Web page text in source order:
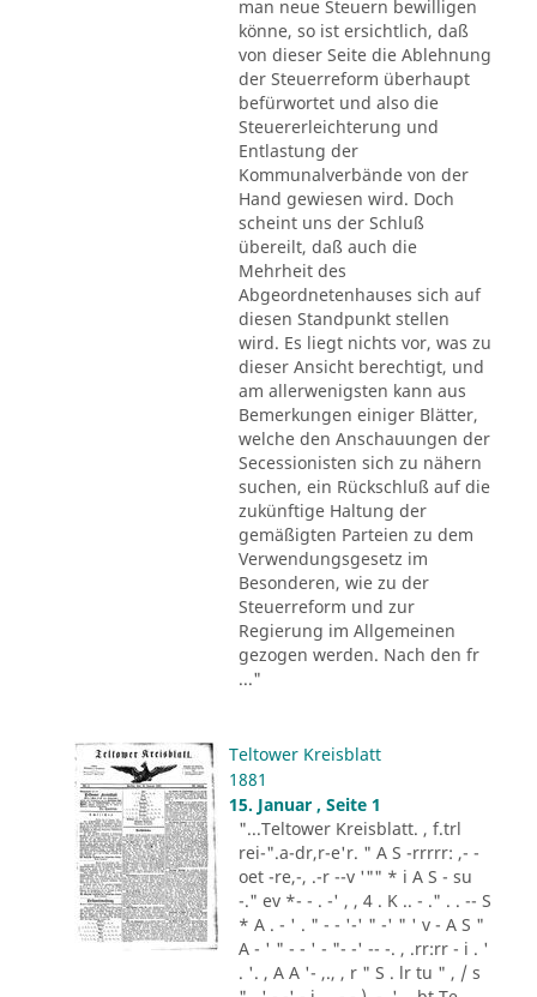
man neue Steuern bewilligen
könne, so ist ersichtlich, daß
von dieser Seite die Ablehnung
der Steuerreform überhaupt
befürwortet und also die
Steuererleichterung und
Entlastung der
Kommunalverbände von der
Hand gewiesen wird. Doch
scheint uns der Schluß
übereilt, daß auch die
Mehrheit des
Abgeordnetenhauses sich auf
diesen Standpunkt stellen
wird. Es liegt nichts vor, was zu
dieser Ansicht berechtigt, und
am allerwenigsten kann aus
Bemerkungen einiger Blätter,
welche den Anschauungen der
Secessionisten sich zu nähern
suchen, ein Rückschluß auf die
zukünftige Haltung der
gemäßigten Parteien zu dem
Verwendungsgesetz im
Besonderen, wie zu der
Steuerreform und zur
Regierung im Allgemeinen
gezogen werden. Nach den fr
..."
Teltower Kreisblatt
1881
15. Januar , Seite 1
"...Teltower Kreisblatt. , f.trl
rei-".a-dr,r-e'r. " A S -rrrrr: ,- -
oet -re,-, .-r --v '"" * i A S - su
-." ev *- - . -' , , 4 . K .. - ." . . -- S
* A . - ' . " - - '-' " -' " ' v - A S "
A - ' " - - ' - "- -' -- -. , .rr:rr - i . '
. '. , A A '- ,., , r " S . lr tu " , / s